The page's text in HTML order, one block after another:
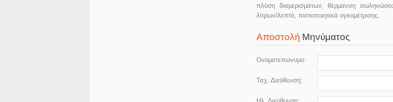
πλύση διαμερισμάτων, θέρμανση
λίτρων/λεπτό, πιστοποιητικά ογκομέτρισης.
Αποστολή Μηνύματος
Ονοματεπώνυμο:
Ταχ. Διεύθυνση:
Ηλ. Διεύθυνση: